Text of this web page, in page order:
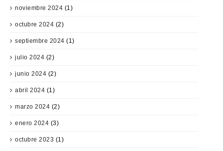
noviembre 2024 (1)
octubre 2024 (2)
septiembre 2024 (1)
julio 2024 (2)
junio 2024 (2)
abril 2024 (1)
marzo 2024 (2)
enero 2024 (3)
octubre 2023 (1)